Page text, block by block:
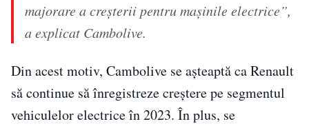
majorare a creşterii pentru maşinile electrice”,
a explicat Cambolive.
Din acest motiv, Cambolive se aşteaptă ca Renault
să continue să înregistreze creştere pe segmentul
vehiculelor electrice în 2023. În plus, se